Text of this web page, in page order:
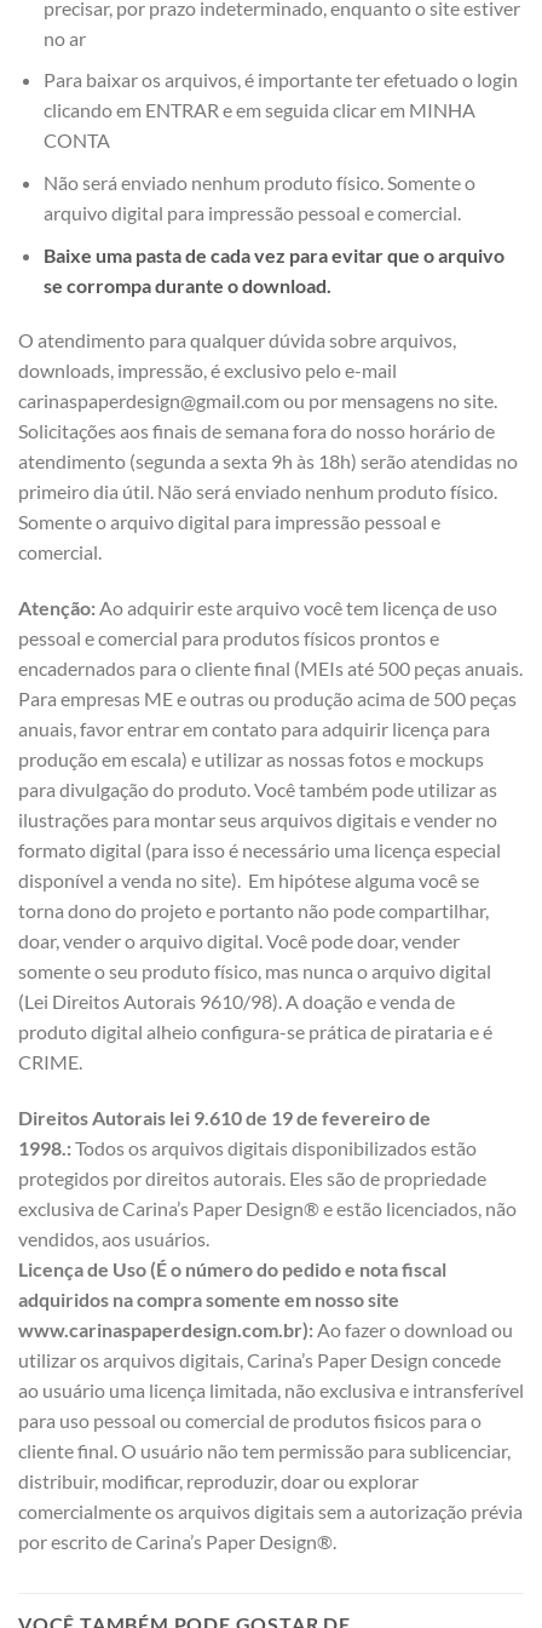
precisar, por prazo indeterminado, enquanto o site estiver
no ar
Para baixar os arquivos, é importante ter efetuado o login
clicando em ENTRAR e em seguida clicar em MINHA
CONTA
Não será enviado nenhum produto físico. Somente o
arquivo digital para impressão pessoal e comercial.
Baixe uma pasta de cada vez para evitar que o arquivo
se corrompa durante o download.
O atendimento para qualquer dúvida sobre arquivos,
downloads, impressão, é exclusivo pelo e-mail
carinaspaperdesign@gmail.com ou por mensagens no site.
Solicitações aos finais de semana fora do nosso horário de
atendimento (segunda a sexta 9h às 18h) serão atendidas no
primeiro dia útil. Não será enviado nenhum produto físico.
Somente o arquivo digital para impressão pessoal e
comercial.
Atenção:Ao adquirir este arquivo você tem licença de uso
pessoal e comercial para produtos físicos prontos e
encadernados para o cliente final (MEIs até 500 peças anuais.
Para empresas ME e outras ou produção acima de 500 peças
anuais, favor entrar em contato para adquirir licença para
produção em escala) e utilizar as nossas fotos e mockups
para divulgação do produto. Você também pode utilizar as
ilustrações para montar seus arquivos digitais e vender no
formato digital (para isso é necessário uma licença especial
disponível a venda no site). Em hipótese alguma você se
torna dono do projeto e portanto não pode compartilhar,
doar, vender o arquivo digital. Você pode doar, vender
somente o seu produto físico, mas nunca o arquivo digital
(Lei Direitos Autorais 9610/98). A doação e venda de
produto digital alheio configura-se prática de pirataria e é
CRIME.
Direitos Autorais lei 9.610 de 19 de fevereiro de
1998.:Todos os arquivos digitais disponibilizados estão
protegidos por direitos autorais. Eles são de propriedade
exclusiva de Carina’s Paper Design® e estão licenciados, não
vendidos, aos usuários.
Licença de Uso (É o número do pedido e nota fiscal
adquiridos na compra somente em nosso site
www.carinaspaperdesign.com.br):Ao fazer o download ou
utilizar os arquivos digitais, Carina’s Paper Design concede
ao usuário uma licença limitada, não exclusiva e intransferível
para uso pessoal ou comercial de produtos fisicos para o
cliente final. O usuário não tem permissão para sublicenciar,
distribuir, modificar, reproduzir, doar ou explorar
comercialmente os arquivos digitais sem a autorização prévia
por escrito de Carina’s Paper Design®.